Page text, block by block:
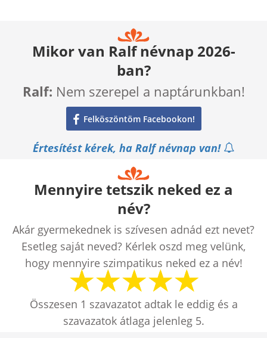
Mikor van Ralf névnap 2026-
ban?
Ralf: Nem szerepel a naptárunkban!
Felköszöntöm Facebookon!
Értesítést kérek, ha Ralf névnap van!
Mennyire tetszik neked ez a
név?
Akár gyermekednek is szívesen adnád ezt nevet?
Esetleg saját neved? Kérlek oszd meg velünk,
hogy mennyire szimpatikus neked ez a név!
Összesen 1 szavazatot adtak le eddig és a
szavazatok átlaga jelenleg 5.